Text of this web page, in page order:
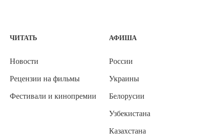
ЧИТАТЬ
Новости
Рецензии на фильмы
Фестивали и кинопремии
АФИША
России
Украины
Белорусии
Узбекистана
Казахстана